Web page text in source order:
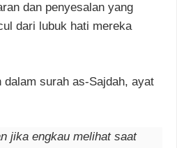
dan penyesalan yang
dari lubuk hati mereka
surah as-Sajdah, ayat
jika engkau melihat saat